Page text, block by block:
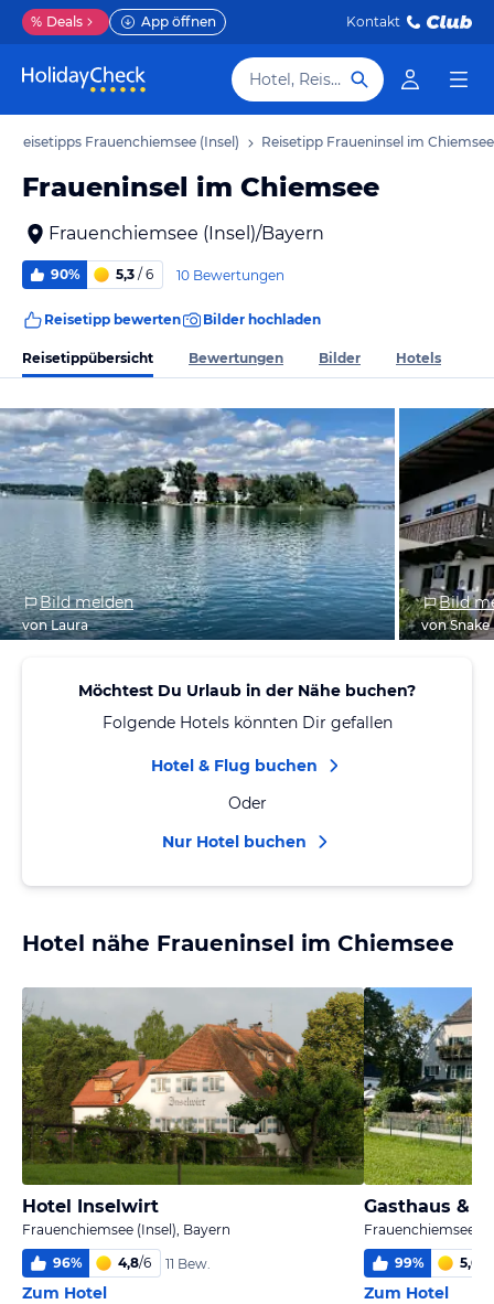
% Deals App öffnen Kontakt
Hotel, Reiseziel
Reisetipps Frauenchiemsee (Insel) Reisetipp Fraueninsel im Chiemsee
Fraueninsel im Chiemsee
Frauenchiemsee (Insel)/Bayern
90% 5,3 / 6 10 Bewertungen
Reisetipp bewerten Bilder hochladen
Reisetippübersicht Bewertungen Bilder Hotels
Bild melden
von Laura
Bild
von Snake
Möchtest Du Urlaub in der Nähe buchen?
Folgende Hotels könnten Dir gefallen
Hotel & Flug buchen
Oder
Nur Hotel buchen
Hotel nähe Fraueninsel im Chiemsee
Hotel Inselwirt
Frauenchiemsee (Insel), Bayern
96% 4,8/6 11 Bew.
Zum Hotel
Gasthaus &
Frauenchiemsee
99% 5,6
Zum Hotel